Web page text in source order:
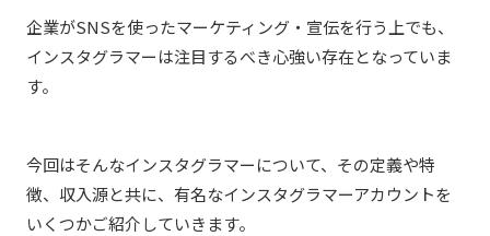
企業がSNSを使ったマーケティング・宣伝を行う上でも、
インスタグラマーは注目するべき心強い存在となっていま
す。
今回はそんなインスタグラマーについて、その定義や特
徴、収入源と共に、有名なインスタグラマーアカウントを
いくつかご紹介していきます。